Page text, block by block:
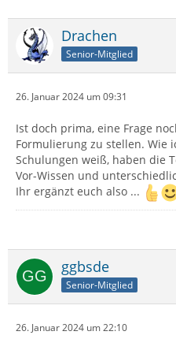
Drachen
Senior-Mitglied
26. Januar 2024 um 09:31
Ist doch prima, eine Frage
Formulierung zu stellen. Wie
Schulungen weiß, haben die
Vor-Wissen und
Ihr ergänzt euch also ...
ggbsde
Senior-Mitglied
26. Januar 2024 um 22:10